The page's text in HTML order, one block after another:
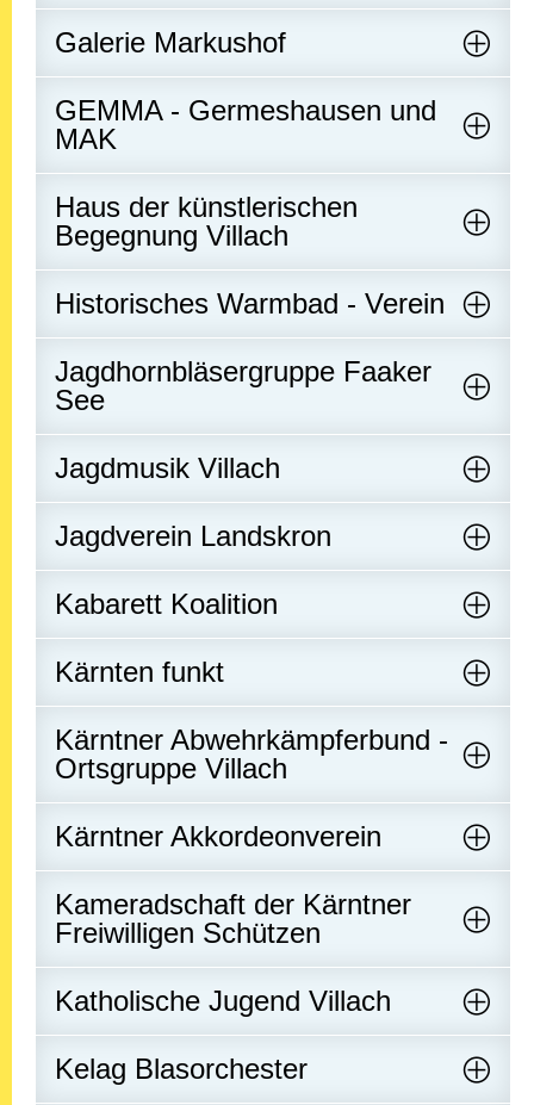
Galerie Markushof
GEMMA - Germeshausen und
MAK
Haus der künstlerischen
Begegnung Villach
Historisches Warmbad - Verein
Jagdhornbläsergruppe Faaker
See
Jagdmusik Villach
Jagdverein Landskron
Kabarett Koalition
Kärnten funkt
Kärntner Abwehrkämpferbund -
Ortsgruppe Villach
Kärntner Akkordeonverein
Kameradschaft der Kärntner
Freiwilligen Schützen
Katholische Jugend Villach
Kelag Blasorchester